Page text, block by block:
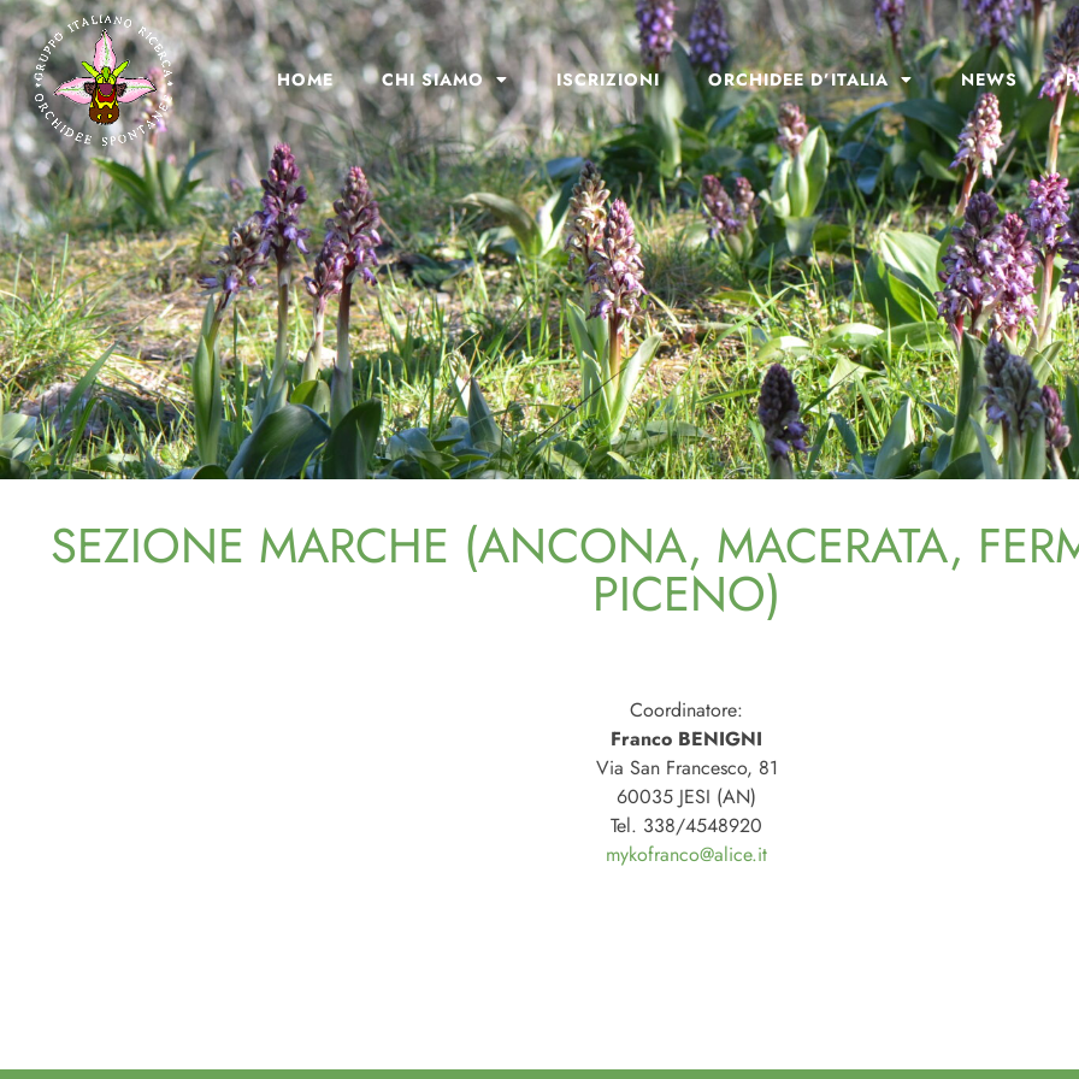
HOME CHI SIAMO ISCRIZIONI ORCHIDEE D’ITALIA NEWS
SEZIONE MARCHE (ANCONA, MACERATA,
PICENO)
Coordinatore:
Franco BENIGNI
Via San Francesco, 81
60035 JESI (AN)
Tel. 338/4548920
mykofranco@alice.it